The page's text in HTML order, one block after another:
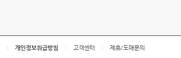
개인정보취급방침 고객센터 제휴/도매문의